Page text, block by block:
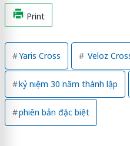
Print
Yaris Cross Veloz
kỷ niệm 30 năm thành lập
phiên bản đặc biệt